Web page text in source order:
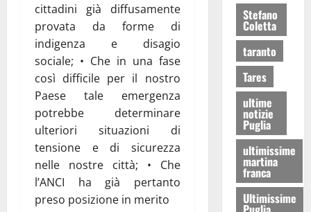
cittadini già diffusamente
provata da forme di
indigenza e disagio
sociale; • Che in una fase
così difficile per il nostro
Paese tale emergenza
potrebbe determinare
ulteriori situazioni di
tensione e di sicurezza
nelle nostre città; • Che
l’ANCI ha già pertanto
preso posizione in merito
Stefano
Coletta
taranto
Tares
ultime
notizie
Puglia
ultimissime
martina
franca
Ultimissime